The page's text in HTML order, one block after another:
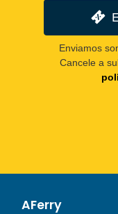
Enviamos
Cancele a
AFerry